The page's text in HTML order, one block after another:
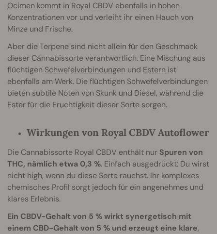
Ocimen kommt in Royal CBDV ebenfalls in hohen
Konzentrationen vor und verleiht ihr einen Hauch von
Minze und Frische.
Aber die Terpene sind nicht allein für den Geschmack
dieser Cannabissorte verantwortlich. Eine Mischung aus
flüchtigen Schwefelverbindungen und Estern ist
ebenfalls am Werk. Die flüchtigen Schwefelverbindungen
bieten subtile Noten von Skunk und Diesel, während die
Ester für die Fruchtigkeit dieser Sorte sorgen.
Wirkungen von Royal CBDV Autoflower
Die Cannabissorte Royal CBDV enthält nur Spuren von
THC, nämlich etwa 0,3 %. Einfach ausgedrückt: Du wirst
nicht high, wenn du diese Sorte rauchst. Ihr komplexes
chemisches Profil sorgt jedoch für ein angenehmes und
klares Erlebnis.
Ein CBDV-Gehalt von 5 % wirkt synergetisch mit
einem CBD-Gehalt von 5 % und erzeugt eine klare,